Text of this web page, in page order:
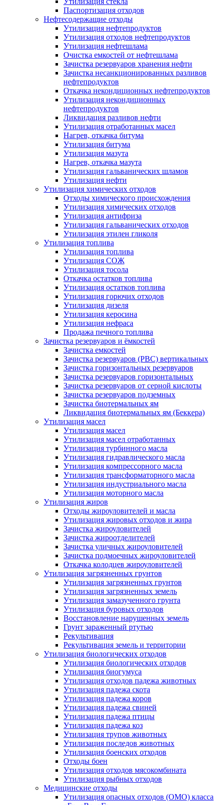
Паспортизация отходов
Нефтесодержащие отходы
Утилизация нефтепродуктов
Утилизация отходов нефтепродуктов
Утилизация нефтешлама
Очистка емкостей от нефтешлама
Зачистка резервуаров хранения нефти
Зачистка несанкционированных разливов
нефтепродуктов
Откачка некондиционных нефтепродуктов
Утилизация некондиционных
нефтепродуктов
Ликвидация разливов нефти
Утилизация отработанных масел
Нагрев, откачка битума
Утилизация битума
Утилизация мазута
Нагрев, откачка мазута
Утилизация гальванических шламов
Утилизация нефти
Утилизация химических отходов
Отходы химического происхождения
Утилизация химических отходов
Утилизация антифриза
Утилизация гальванических отходов
Утилизация этилен гликоля
Утилизация топлива
Утилизация топлива
Утилизация СОЖ
Утилизация тосола
Откачка остатков топлива
Утилизация остатков топлива
Утилизация горючих отходов
Утилизация дизеля
Утилизация керосина
Утилизация нефраса
Продажа печного топлива
Зачистка резервуаров и ёмкостей
Зачистка емкостей
Зачистка резервуаров (РВС) вертикальных
Зачистка горизонтальных резервуаров
Зачистка резервуаров горизонтальных
Зачистка резервуаров от серной кислоты
Зачистка резервуаров подземных
Зачистка биотермальных ям
Ликвидация биотермальных ям (Беккера)
Утилизация масел
Утилизация масел
Утилизация масел отработанных
Утилизация турбинного масла
Утилизация гидравлического масла
Утилизация компрессорного масла
Утилизация трансформаторного масла
Утилизация индустриального масла
Утилизация моторного масла
Утилизация жиров
Отходы жироуловителей и масла
Утилизация жировых отходов и жира
Зачистка жироуловителей
Зачистка жироотделителей
Зачистка уличных жироуловителей
Зачистка подмоечных жироуловителей
Откачка колодцев жироуловителей
Утилизация загрязненных грунтов
Утилизация загрязненных грунтов
Утилизация загрязненных земель
Утилизация замазученного грунта
Утилизация буровых отходов
Восстановление нарушенных земель
Грунт зараженный ртутью
Рекультивация
Рекультивация земель и территории
Утилизация биологических отходов
Утилизация биологических отходов
Утилизация биогумуса
Утилизация отходов падежа животных
Утилизация падежа скота
Утилизация падежа коров
Утилизация падежа свиней
Утилизация падежа птицы
Утилизация падежа коз
Утилизация трупов животных
Утилизация последов животных
Утилизация боенских отходов
Отходы боен
Утилизация отходов мясокомбината
Утилизация рыбных отходов
Медицинские отходы
Утилизация опасных отходов (ОМО) класса